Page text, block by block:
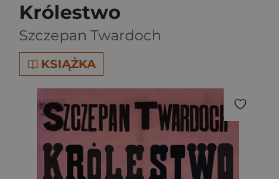
Królestwo
Szczepan Twardoch
KSIĄŻKA